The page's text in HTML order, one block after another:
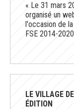
« Le 31 mars
organisé un
l'occasion de
FSE 2014-
LE VILLAGE
ÉDITION